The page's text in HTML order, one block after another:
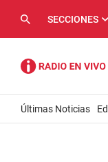
SECCIONES
Últimas Noticias